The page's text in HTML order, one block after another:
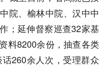
院、榆林中院、汉中中
；延伸督察巡查32家基
料8200余份，抽查各类
260余人次，受理群众